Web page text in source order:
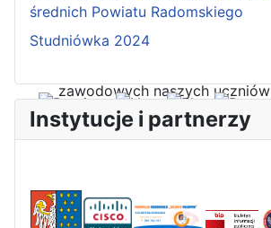
zawodowych naszych uczniów
w Portugalii za nami!
średnich Powiatu Radomskiego
Studniówka 2024
Instytucje i partnerzy